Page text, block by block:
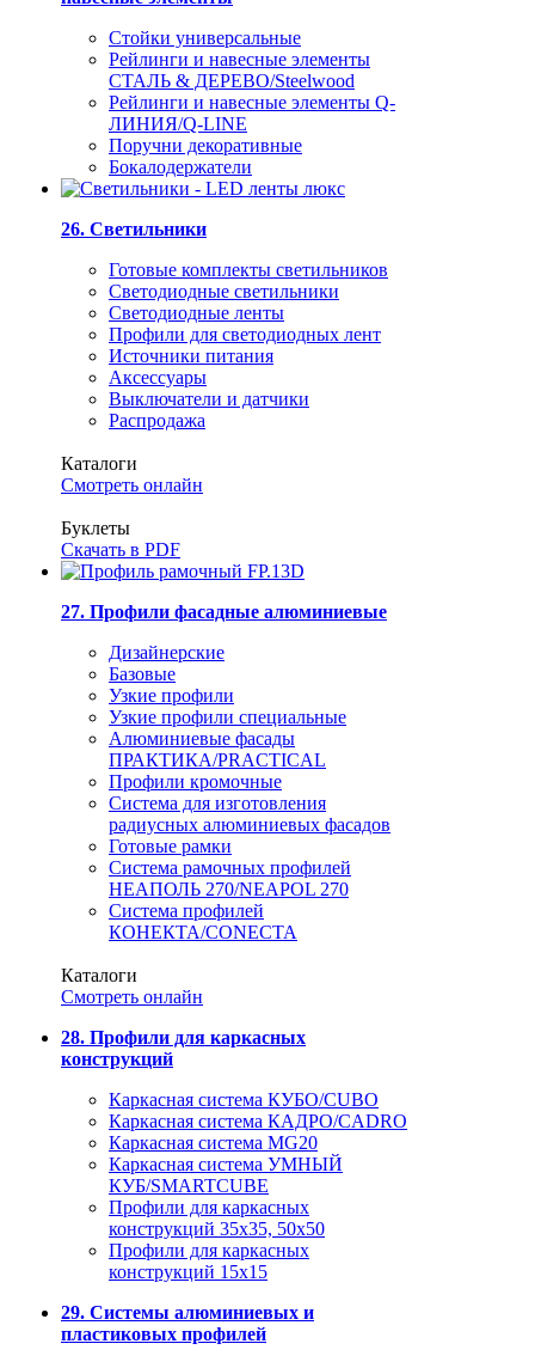
Стойки универсальные
Рейлинги и навесные элементы
СТАЛЬ & ДЕРЕВО/Steelwood
Рейлинги и навесные элементы Q-
ЛИНИЯ/Q-LINE
Поручни декоративные
Бокалодержатели
26. Светильники
Готовые комплекты светильников
Светодиодные светильники
Светодиодные ленты
Профили для светодиодных лент
Источники питания
Аксессуары
Выключатели и датчики
Распродажа
Каталоги
Смотреть онлайн
Буклеты
Скачать в PDF
27. Профили фасадные алюминиевые
Дизайнерские
Базовые
Узкие профили
Узкие профили специальные
Алюминиевые фасады
ПРАКТИКА/PRACTICAL
Профили кромочные
Система для изготовления
радиусных алюминиевых фасадов
Готовые рамки
Система рамочных профилей
НЕАПОЛЬ 270/NEAPOL 270
Система профилей
КОНЕКТА/CONECTA
Каталоги
Смотреть онлайн
28. Профили для каркасных
конструкций
Каркасная система КУБО/CUBO
Каркасная система КАДРО/CADRO
Каркасная система MG20
Каркасная система УМНЫЙ
КУБ/SMARTCUBE
Профили для каркасных
конструкций 35x35, 50x50
Профили для каркасных
конструкций 15х15
29. Системы алюминиевых и
пластиковых профилей